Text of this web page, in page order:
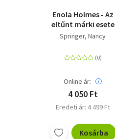
Enola Holmes - Az
eltűnt márki esete
Springer, Nancy
Online ár:
4 050 Ft
Eredeti ár: 4 499 Ft
Kosárba